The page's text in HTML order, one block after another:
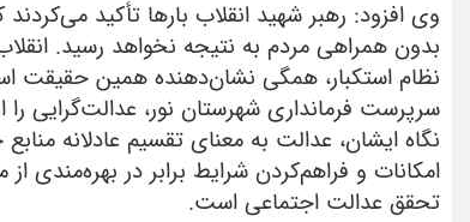
وی افزود: رهبر شهید انقلاب بارها تأکید
نظام استکبار، همگی نشان‌دهنده همین حقیقت
سرپرست فرمانداری شهرستان نور، عدالت‌گرایی
نگاه ایشان، عدالت به معنای تقسیم عادلانه
امکانات و فراهم‌کردن شرایط برابر در
تحقق عدالت اجتماعی است.